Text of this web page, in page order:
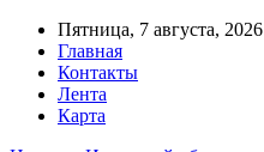
Пятница, 7 августа, 2026
Главная
Контакты
Лента
Карта